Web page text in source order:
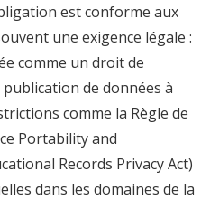
est conforme aux
une exigence légale :
comme un droit de
de données à
comme la Règle de
Portability and
Records Privacy Act)
dans les domaines de la